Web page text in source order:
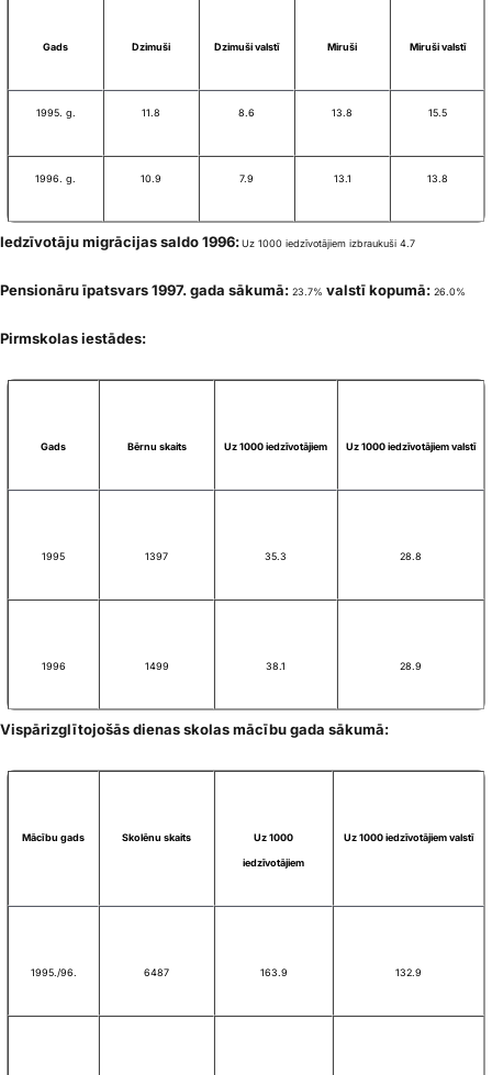
Gads Dzimuši Dzimuši valstī Miruši Miruši valstī
1995. g. 11.8 8.6 13.8 15.5
1996. g. 10.9 7.9 13.1 13.8
Iedzīvotāju migrācijas saldo 1996:Uz 1000 iedzīvotājiem izbraukuši 4.7
Pensionāru īpatsvars 1997. gada sākumā: 23.7% valstī kopumā: 26.0%
Pirmskolas iestādes:
Gads Bērnu skaits Uz 1000 iedzīvotājiem Uz 1000 iedzīvotājiem valstī
1995 1397 35.3 28.8
1996 1499 38.1 28.9
Vispārizglītojošās dienas skolas mācību gada sākumā:
Mācību gads Skolēnu skaits Uz 1000
iedzīvotājiem
Uz 1000 iedzīvotājiem valstī
1995./96. 6487 163.9 132.9